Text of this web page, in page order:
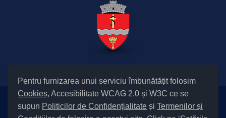
Pentru furnizarea unui serviciu îmbunătățit folosim
Cookies, Accesibilitate WCAG 2.0 și W3C ce se
supun Politicilor de Confidențialitate și Termenilor și
Setări Cookies și Accesibilitate